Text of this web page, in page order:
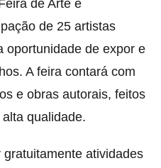
de Arte e
de 25 artistas
oportunidade de expor e
A feira contará com
e obras autorais, feitos
qualidade.
atividades